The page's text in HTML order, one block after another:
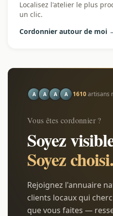
Localisez l'atelier le plus
un clic.
Cordonnier autour de moi
A A A A 1610artisans
Vous êtes cordonnier ?
Soyez
Soyez choisi.
Rejoignez l'annuaire
clients locaux qui
que vous faites —